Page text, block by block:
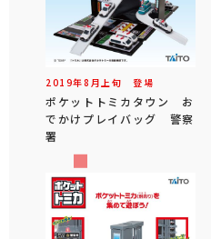
2019年8 月 上旬 登場
ポケットトミカタウン お
でかけプレイバッグ 警察
署